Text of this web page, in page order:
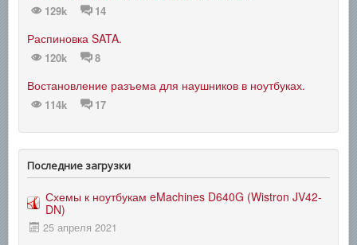
129k 14
Распиновка SATA.
120k 8
Востановление разъема для наушников в ноутбуках.
114k 17
Последние загрузки
Схемы к ноутбукам eMachines D640G (Wistron JV42-
DN)
25 апреля 2021